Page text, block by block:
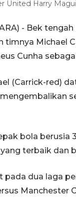
United Harry
- Bek
timnya Michael
Cunha
(Carrick-red)
bola berusia
terbaik dan
pada dua laga
Manchester